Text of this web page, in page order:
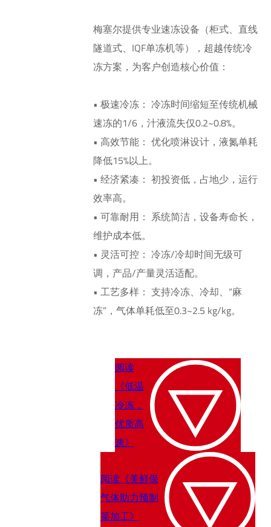
梅塞尔提供专业速冻设备（柜式、直线
隧道式、IQF单冻机等），超越传统冷
冻方案，为客户创造核心价值：
• 极速冷冻： 冷冻时间缩短至传统机械
速冻的1/6，汁液流失仅0.2~0.8%。
• 高效节能： 优化喷淋设计，液氮单耗
降低15%以上。
• 经济紧凑： 初投资低，占地少，运行
效率高。
• 可靠耐用： 系统简洁，设备寿命长，
维护成本低。
• 灵活可控： 冷冻/冷却时间无级可
调，产品/产量灵活适配。
• 工艺多样： 支持冷冻、冷却、“麻
冻”，气体单耗低至0.3~2.5 kg/kg。
阅读
《低温
冷冻，
优质高
速》
阅读《美鲜保
气体助力预制
菜加工》